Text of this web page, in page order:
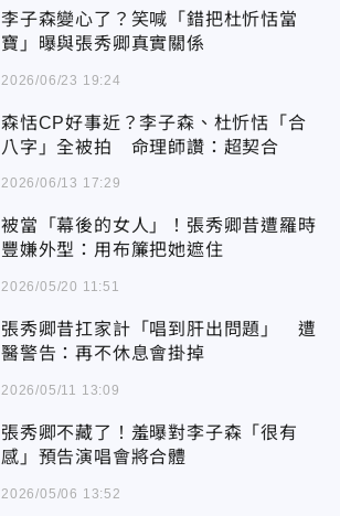
李子森變心了？笑喊「錯把杜忻恬當
寶」曝與張秀卿真實關係
2026/06/23 19:24
森恬CP好事近？李子森、杜忻恬「合
八字」全被拍 命理師讚：超契合
2026/06/13 17:29
被當「幕後的女人」！張秀卿昔遭羅時
豐嫌外型：用布簾把她遮住
2026/05/20 11:51
張秀卿昔扛家計「唱到肝出問題」 遭
醫警告：再不休息會掛掉
2026/05/11 13:09
張秀卿不藏了！羞曝對李子森「很有
感」預告演唱會將合體
2026/05/06 13:52